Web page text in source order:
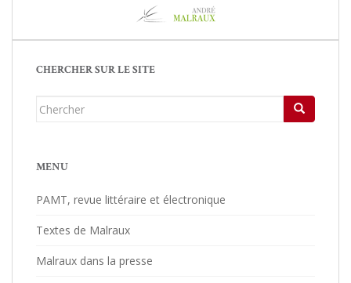
CHERCHER SUR LE SITE
Chercher...
MENU
PAMT, revue littéraire et électronique
Textes de Malraux
Malraux dans la presse